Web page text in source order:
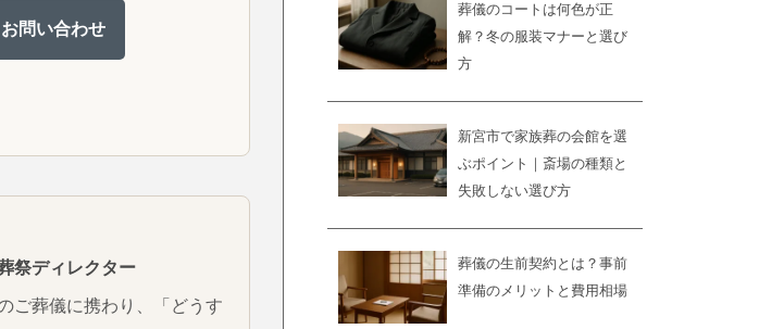
問い合わせ
祭ディレクター
ご葬儀に携わり、「どうす
葬儀のコートは何色が正
解？冬の服装マナーと選び
方
新宮市で家族葬の会館を選
ぶポイント｜斎場の種類と
失敗しない選び方
葬儀の生前契約とは？事前
準備のメリットと費用相場